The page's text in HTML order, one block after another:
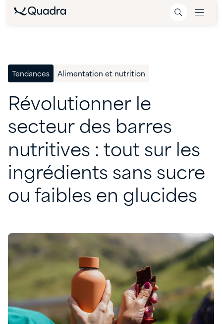
Tendances Alimentation et nutrition
Révolutionner le
secteur des barres
nutritives : tout sur les
ingrédients sans sucre
ou faibles en glucides